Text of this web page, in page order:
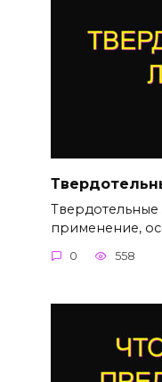
применение,
0 558